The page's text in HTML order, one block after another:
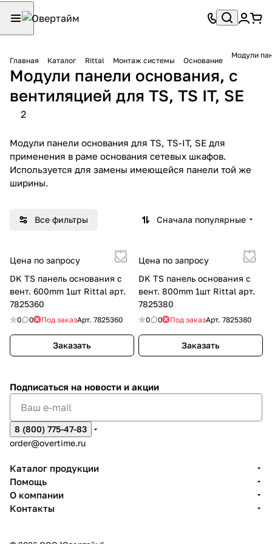
Главная Каталог Rittal Монтаж системы Основание
Модули
Модули панели основания, с
вентиляцией для TS, TS IT, SE
2
Модули панели основания для TS, TS-IT, SE для
применения в раме основания сетевых шкафов.
Используется для замены имеющейся панели той же
ширины.
Все фильтры Сначала популярные
Цена по запросу
DK TS панель основания с
вент. 600mm 1шт Rittal арт.
7825360
0 0 Под заказАрт. 7825360
Заказать
Цена по запросу
DK TS панель основания с
вент. 800mm 1шт Rittal арт.
7825380
0 0 Под заказАрт. 7825380
Заказать
Подписаться на новости и акции
8 (800) 775-47-83
order@overtime.ru
Каталог продукции
Помощь
О компании
Контакты